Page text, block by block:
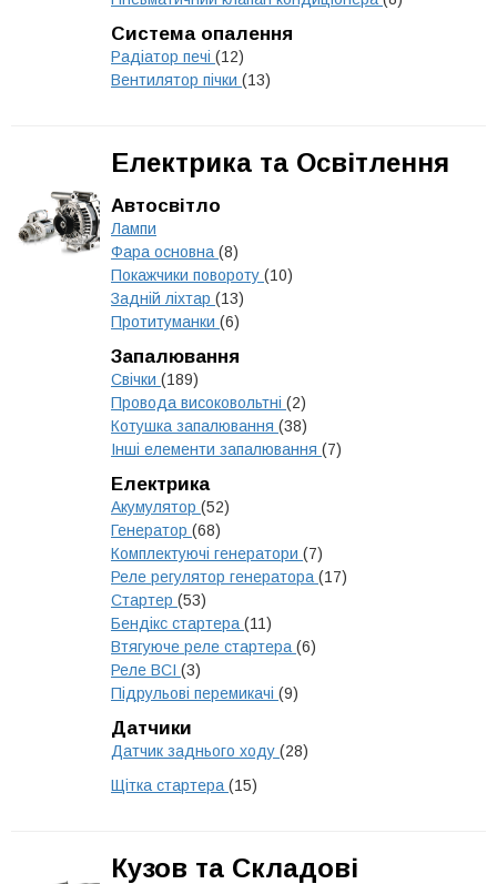
Система опалення
Радіатор печі (12)
Вентилятор пічки (13)
Електрика та Освітлення
Автосвітло
Лампи
Фара основна (8)
Покажчики повороту (10)
Задній ліхтар (13)
Протитуманки (6)
Запалювання
Свічки (189)
Провода високовольтні (2)
Котушка запалювання (38)
Інші елементи запалювання (7)
Електрика
Акумулятор (52)
Генератор (68)
Комплектуючі генератори (7)
Реле регулятор генератора (17)
Стартер (53)
Бендікс стартера (11)
Втягуюче реле стартера (6)
Реле ВСІ (3)
Підрульові перемикачі (9)
Датчики
Датчик заднього ходу (28)
Щітка стартера (15)
Кузов та Складові